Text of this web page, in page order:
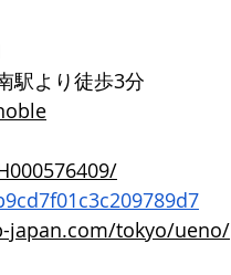
駅より徒歩3分
japan.com/tokyo/ueno/